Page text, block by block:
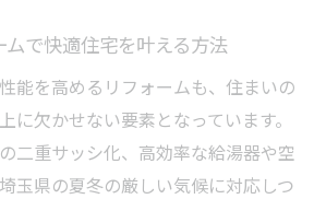
玉のリフォーム会社選定法
るリフォーム会社の見分け方とは
ォーム会社ランキングの活用術
なリフォーム会社選定のコツ
で快適住宅を叶える方法
能を高めるリフォームも、住まいの
に欠かせない要素となっています。
二重サッシ化、高効率な給湯器や空
玉県の夏冬の厳しい気候に対応しつ